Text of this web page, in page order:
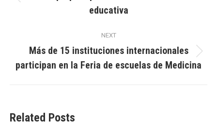
post:
educativa
NEXT
post:
Más de 15 instituciones internacionales
participan en la Feria de escuelas de Medicina
Related Posts